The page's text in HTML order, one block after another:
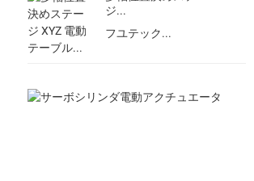
ジ...
フユテック...